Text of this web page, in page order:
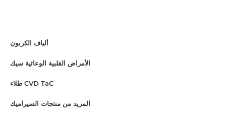
ألياف الكربون
الأمراض القلبية الوعائية سيك
طلاء CVD TaC
المزيد من منتجات السيراميك